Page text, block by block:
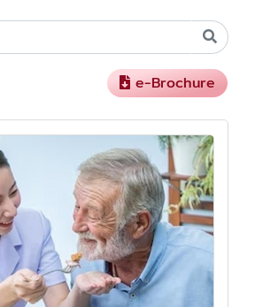
e-Brochure